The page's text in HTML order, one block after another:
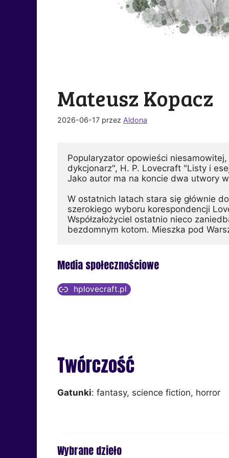
Mateusz Kopacz
2026-06-17 przez Aldona
Popularyzator opowieści
dykcjonarz", H. P. Lovecraft "Listy i
Jako autor ma na koncie dwa utwory
W ostatnich latach stara się głównie
szerokiego wyboru korespondencji
Współzałożyciel ostatnio nieco
bezdomnym kotom. Mieszka pod
Media społecznościowe
hplovecraft.pl
Twórczość
Gatunki: fantasy, science fiction, horror
Wybrane dzieło